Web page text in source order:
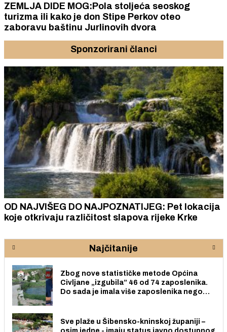
ZEMLJA DIDE MOG:Pola stoljeća seoskog
turizma ili kako je don Stipe Perkov oteo
zaboravu baštinu Jurlinovih dvora
Sponzorirani članci
OD NAJVIŠEG DO NAJPOZNATIJEG: Pet lokacija
koje otkrivaju različitost slapova rijeke Krke
Najčitanije
Zbog nove statističke metode Općina
Civljane „izgubila” 46 od 74 zaposlenika.
Do sada je imala više zaposlenika nego
Sve plaže u Šibensko-kninskoj županiji –